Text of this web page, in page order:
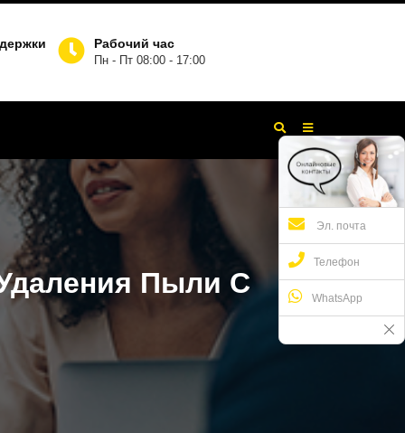
Рабочий час
Пн - Пт 08:00 - 17:00
Пыли С
Эл. почта
Телефон
WhatsApp